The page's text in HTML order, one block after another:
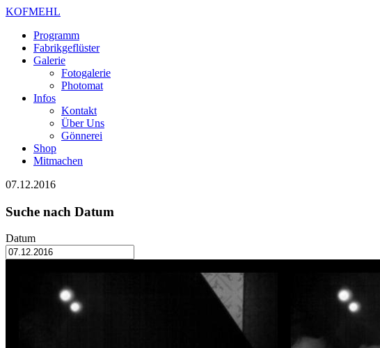
KOFMEHL
Programm
Fabrikgeflüster
Galerie
Fotogalerie
Photomat
Infos
Kontakt
Über Uns
Gönnerei
Shop
Mitmachen
07.12.2016
Suche nach Datum
Datum